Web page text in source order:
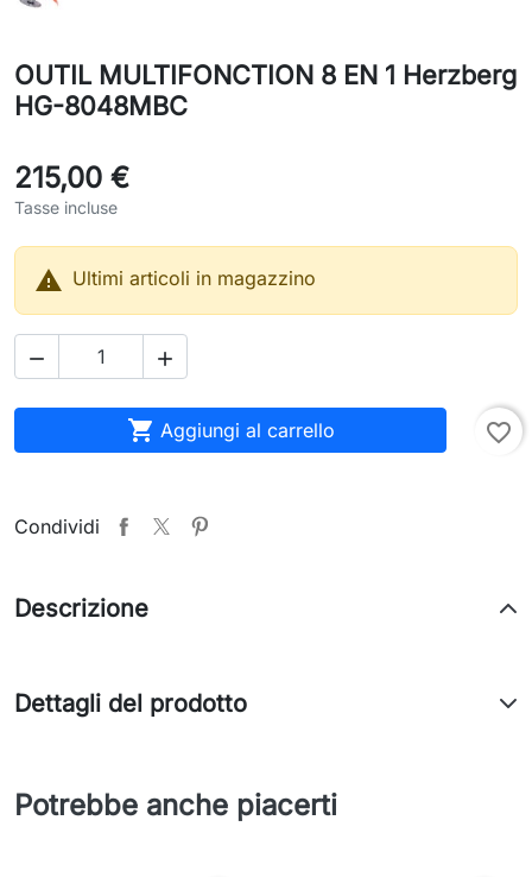
OUTIL MULTIFONCTION 8 EN 1 Herzberg
HG-8048MBC
215,00 €
Tasse incluse
 Ultimi articoli in magazzino
 
 Aggiungi al carrello favorite_border
Condividi
Descrizione
Dettagli del prodotto
Potrebbe anche piacerti